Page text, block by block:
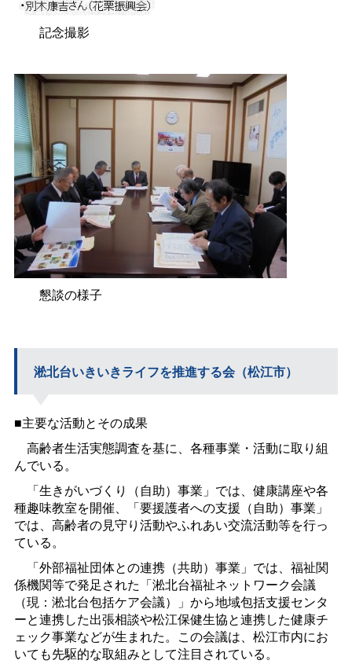
記念撮影
懇談の様子
淞北台いきいきライフを推進する会（松江市）
■主要な活動とその成果
高齢者生活実態調査を基に、各種事業・活動に取り組
んでいる。
「生きがいづくり（自助）事業」では、健康講座や各
種趣味教室を開催、「要援護者への支援（自助）事業」
では、高齢者の見守り活動やふれあい交流活動等を行っ
ている。
「外部福祉団体との連携（共助）事業」では、福祉関
係機関等で発足された「淞北台福祉ネットワーク会議
（現：淞北台包括ケア会議）」から地域包括支援センタ
ーと連携した出張相談や松江保健生協と連携した健康チ
ェック事業などが生まれた。この会議は、松江市内にお
いても先駆的な取組みとして注目されている。